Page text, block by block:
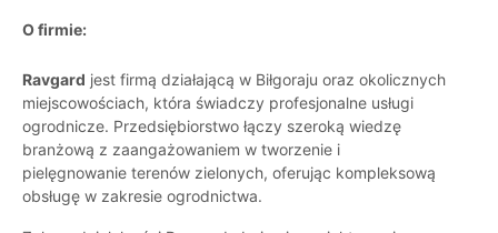
O firmie:
Ravgard jest firmą działającą w Biłgoraju oraz okolicznych
miejscowościach, która świadczy profesjonalne usługi
ogrodnicze. Przedsiębiorstwo łączy szeroką wiedzę
branżową z zaangażowaniem w tworzenie i
pielęgnowanie terenów zielonych, oferując kompleksową
obsługę w zakresie ogrodnictwa.